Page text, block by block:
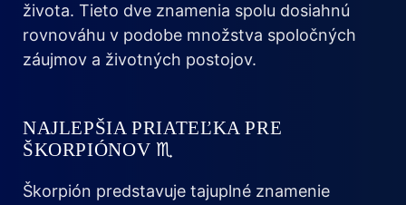
života. Tieto dve znamenia spolu dosiahnú
rovnováhu v podobe množstva spoločných
záujmov a životných postojov.
NAJLEPŠIA PRIATEĽKA PRE
ŠKORPIÓNOV ♏
Škorpión predstavuje tajuplné znamenie